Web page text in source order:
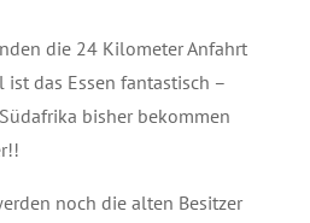
die 24 Kilometer Anfahrt
das Essen fantastisch –
bisher bekommen
noch die alten Besitzer